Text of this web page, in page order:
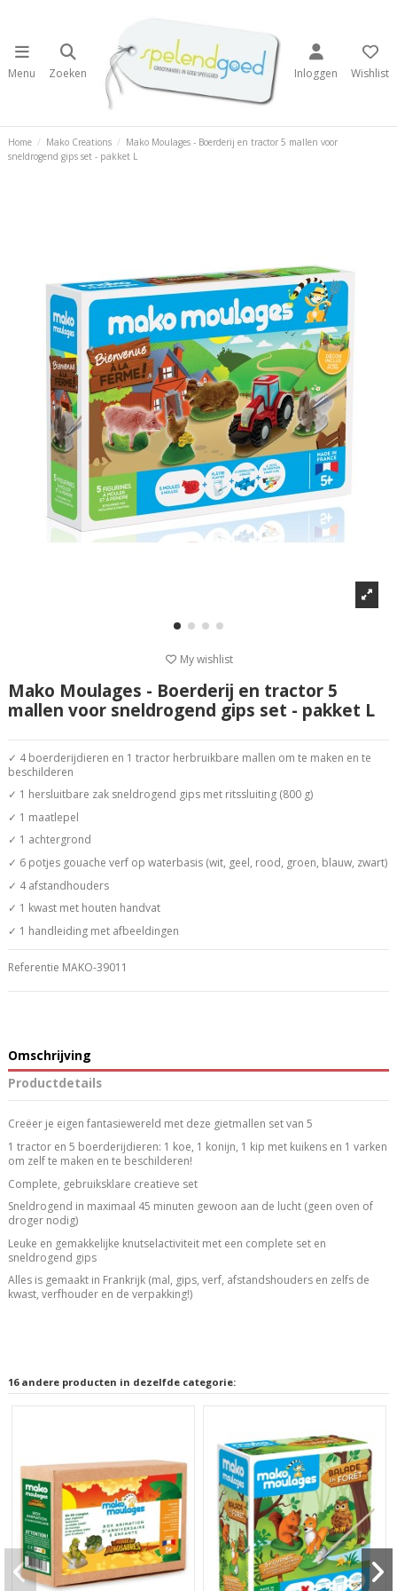
Menu Zoeken Inloggen Wishlist
Home Mako Creations
Mako Moulages - Boerderij en tractor 5 mallen voor
sneldrogend gips set - pakket L
My wishlist
Mako Moulages - Boerderij en tractor 5
mallen voor sneldrogend gips set - pakket L
✓ 4 boerderijdieren en 1 tractor herbruikbare mallen om te maken en te
beschilderen
✓ 1 hersluitbare zak sneldrogend gips met ritssluiting (800 g)
✓ 1 maatlepel
✓ 1 achtergrond
✓ 6 potjes gouache verf op waterbasis (wit, geel, rood, groen, blauw, zwart)
✓ 4 afstandhouders
✓ 1 kwast met houten handvat
✓ 1 handleiding met afbeeldingen
Referentie MAKO-39011
Omschrijving
Productdetails
Creëer je eigen fantasiewereld met deze gietmallen set van 5
1 tractor en 5 boerderijdieren: 1 koe, 1 konijn, 1 kip met kuikens en 1 varken
om zelf te maken en te beschilderen!
Complete, gebruiksklare creatieve set
Sneldrogend in maximaal 45 minuten gewoon aan de lucht (geen oven of
droger nodig)
Leuke en gemakkelijke knutselactiviteit met een complete set en
sneldrogend gips
Alles is gemaakt in Frankrijk (mal, gips, verf, afstandshouders en zelfs de
kwast, verfhouder en de verpakking!)
16 andere producten in dezelfde categorie: